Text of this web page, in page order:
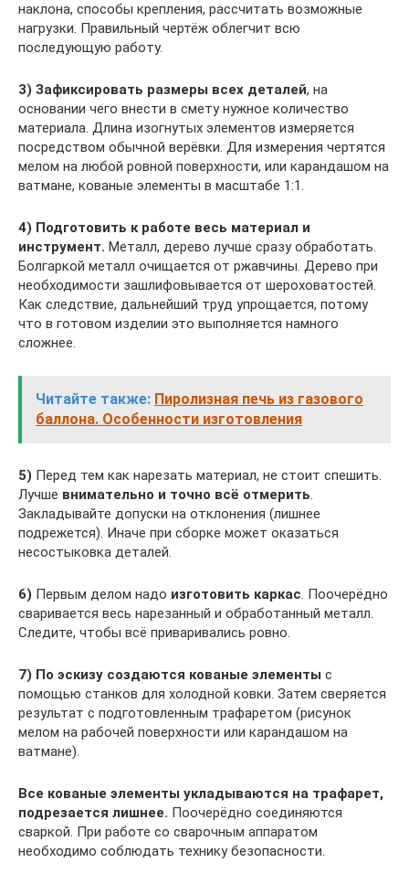
наклона, способы крепления, рассчитать возможные
нагрузки. Правильный чертёж облегчит всю
последующую работу.
3) Зафиксировать размеры всех деталей, на
основании чего внести в смету нужное количество
материала. Длина изогнутых элементов измеряется
посредством обычной верёвки. Для измерения чертятся
мелом на любой ровной поверхности, или карандашом на
ватмане, кованые элементы в масштабе 1:1.
4) Подготовить к работе весь материал и
инструмент. Металл, дерево лучше сразу обработать.
Болгаркой металл очищается от ржавчины. Дерево при
необходимости зашлифовывается от шероховатостей.
Как следствие, дальнейший труд упрощается, потому
что в готовом изделии это выполняется намного
сложнее.
Читайте также: Пиролизная печь из газового
баллона. Особенности изготовления
5) Перед тем как нарезать материал, не стоит спешить.
Лучше внимательно и точно всё отмерить.
Закладывайте допуски на отклонения (лишнее
подрежется). Иначе при сборке может оказаться
несостыковка деталей.
6) Первым делом надо изготовить каркас. Поочерёдно
сваривается весь нарезанный и обработанный металл.
Следите, чтобы всё приваривались ровно.
7) По эскизу создаются кованые элементы с
помощью станков для холодной ковки. Затем сверяется
результат с подготовленным трафаретом (рисунок
мелом на рабочей поверхности или карандашом на
ватмане).
Все кованые элементы укладываются на трафарет,
подрезается лишнее. Поочерёдно соединяются
сваркой. При работе со сварочным аппаратом
необходимо соблюдать технику безопасности.